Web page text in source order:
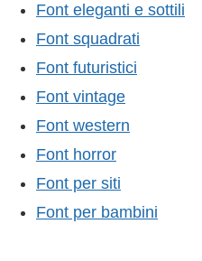
Font eleganti e sottili
Font squadrati
Font futuristici
Font vintage
Font western
Font horror
Font per siti
Font per bambini